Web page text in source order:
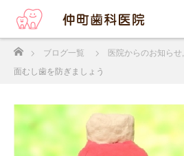
ブログ一覧 医院からのお知らせ,
面むし歯を防ぎましょう